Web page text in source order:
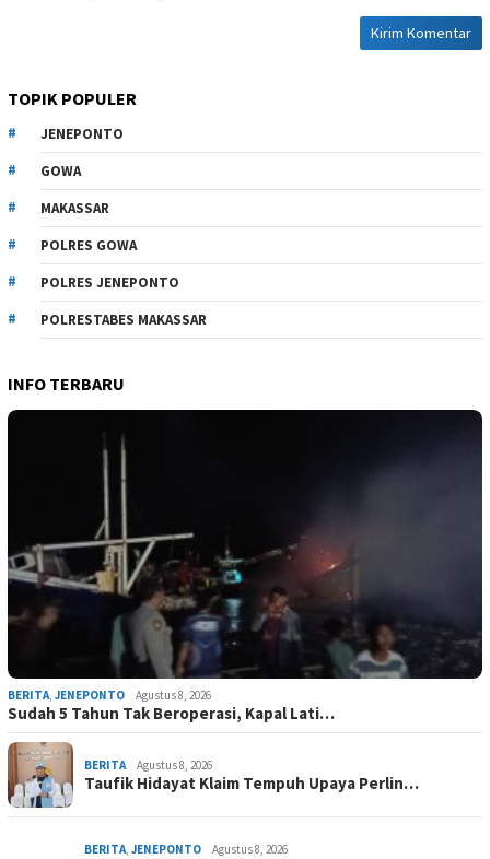
TOPIK POPULER
JENEPONTO
GOWA
MAKASSAR
POLRES GOWA
POLRES JENEPONTO
POLRESTABES MAKASSAR
INFO TERBARU
BERITA JENEPONTO Agustus 8, 2026
Sudah 5 Tahun Tak Beroperasi, Kapal Lati…
BERITA Agustus 8, 2026
Taufik Hidayat Klaim Tempuh Upaya Perlin…
BERITA JENEPONTO Agustus 8, 2026